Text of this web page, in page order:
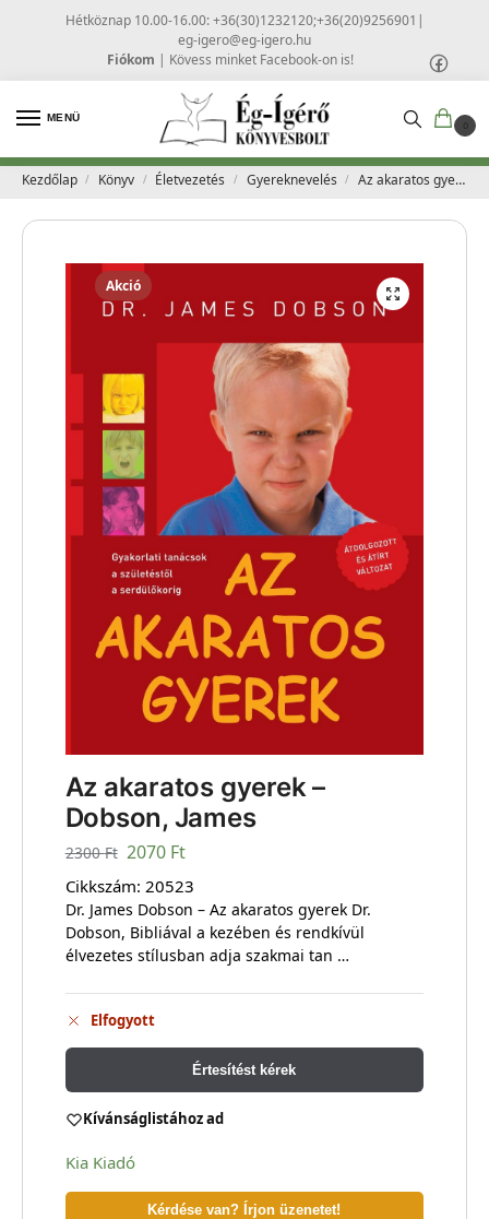
Hétköznap 10.00-16.00: +36(30)1232120;+36(20)9256901 |
eg-igero@eg-igero.hu
Fiókom | Kövess minket Facebook-on is!
MENÜ
0
Kezdőlap / Könyv / Életvezetés / Gyereknevelés / Az akaratos gyerek – Dobson, James
Akció
Az akaratos gyerek –
Dobson, James
2300Ft 2070 Ft
Cikkszám: 20523
Dr. James Dobson – Az akaratos gyerek Dr.
Dobson, Bibliával a kezében és rendkívül
élvezetes stílusban adja szakmai tan …
Elfogyott
Értesítést kérek
Kívánságlistához ad
Kia Kiadó
Kérdése van? Írjon üzenetet!